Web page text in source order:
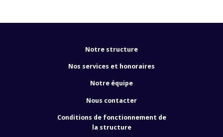
Notre structure
Nos services et honoraires
Notre équipe
Nous contacter
Conditions de fonctionnement de
la structure